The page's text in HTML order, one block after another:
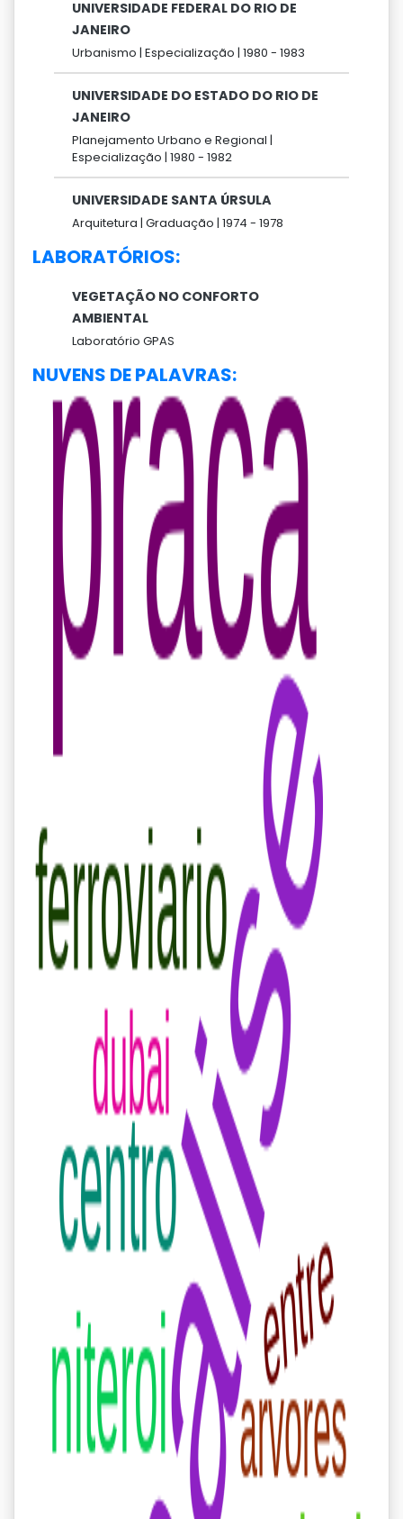
UNIVERSIDADE FEDERAL DO RIO DE
JANEIRO
Urbanismo | Especialização | 1980 - 1983
UNIVERSIDADE DO ESTADO DO RIO DE
JANEIRO
Planejamento Urbano e Regional |
Especialização | 1980 - 1982
UNIVERSIDADE SANTA ÚRSULA
Arquitetura | Graduação | 1974 - 1978
LABORATÓRIOS:
VEGETAÇÃO NO CONFORTO
AMBIENTAL
Laboratório GPAS
NUVENS DE PALAVRAS: